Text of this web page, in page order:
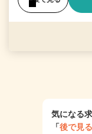
気になる
「後で見る